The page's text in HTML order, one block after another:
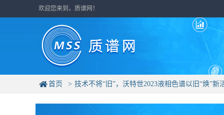
欢迎您来到，质谱网！
首页 技术不将“旧”，沃特世2023液相色谱以旧“焕”新